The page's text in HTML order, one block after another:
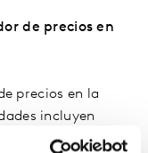
de precios en
precios en la
incluyen
costes y los